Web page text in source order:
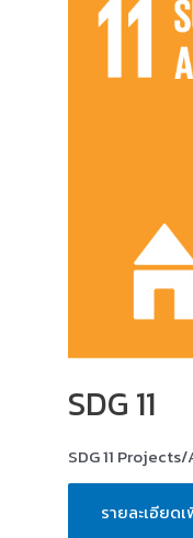
SDG 11
SDG 11
SDG
11
รายละเอียด